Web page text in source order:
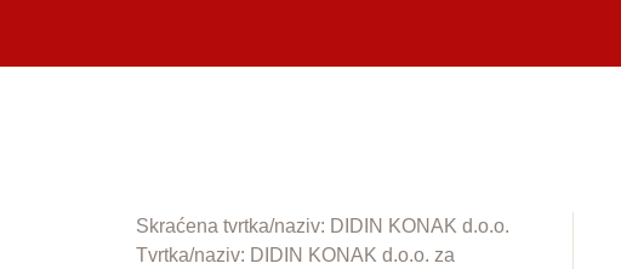
Skraćena tvrtka/naziv: DIDIN KONAK d.o.o.
Tvrtka/naziv: DIDIN KONAK d.o.o. za